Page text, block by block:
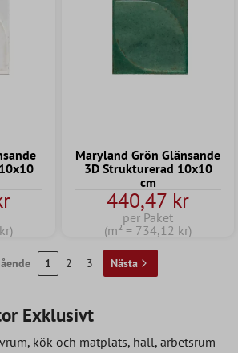
Maryland Grön Glänsande
3D Strukturerad 10x10
cm
440,47 kr
per Paket
(m² = 734,12 kr)
1 2 3 Nästa
Exklusivt
kök och matplats, hall, arbetsrum